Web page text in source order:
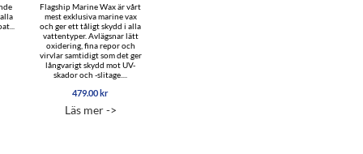
Flagship Marine Wax är vårt
mest exklusiva marine vax
och ger ett tåligt skydd i alla
vattentyper. Avlägsnar lätt
oxidering, fina repor och
virvlar samtidigt som det ger
långvarigt skydd mot UV-
skador och -slitage....
479.00kr
Läs mer ->